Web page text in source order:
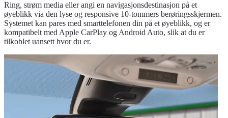
Ring, strøm media eller angi en navigasjonsdestinasjon på et
øyeblikk via den lyse og responsive 10-tommers berøringsskjermen.
Systemet kan pares med smarttelefonen din på et øyeblikk, og er
kompatibelt med Apple CarPlay og Android Auto, slik at du er
tilkoblet uansett hvor du er.